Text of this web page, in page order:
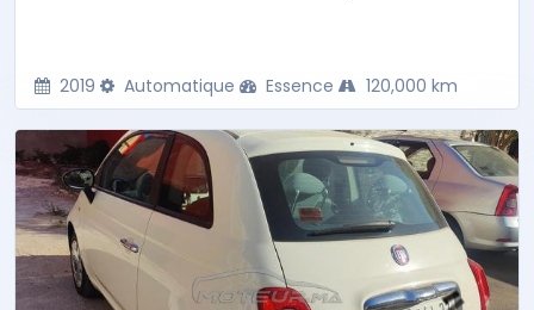
2019 Automatique Essence 120,000 km